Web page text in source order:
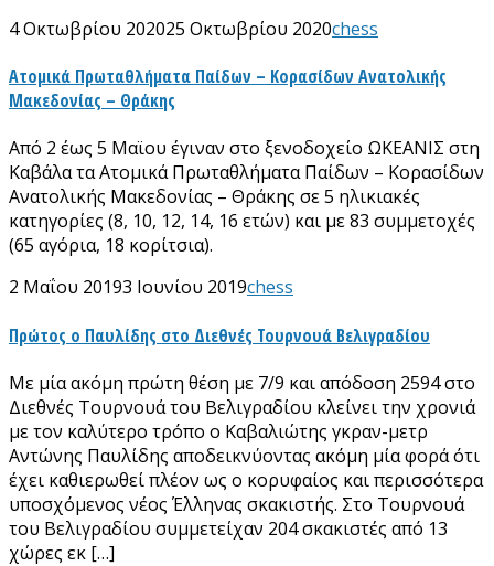
4 Οκτωβρίου 202025 Οκτωβρίου 2020chess
Ατομικά Πρωταθλήματα Παίδων – Κορασίδων Ανατολικής
Μακεδονίας – Θράκης
Από 2 έως 5 Μαϊου έγιναν στο ξενοδοχείο ΩΚΕΑΝΙΣ στη
Καβάλα τα Ατομικά Πρωταθλήματα Παίδων – Κορασίδων
Ανατολικής Μακεδονίας – Θράκης σε 5 ηλικιακές
κατηγορίες (8, 10, 12, 14, 16 ετών) και με 83 συμμετοχές
(65 αγόρια, 18 κορίτσια).
2 Μαΐου 20193 Ιουνίου 2019chess
Πρώτος ο Παυλίδης στο Διεθνές Τουρνουά Βελιγραδίου
Με μία ακόμη πρώτη θέση με 7/9 και απόδοση 2594 στο
Διεθνές Τουρνουά του Βελιγραδίου κλείνει την χρονιά
με τον καλύτερο τρόπο ο Καβαλιώτης γκραν-μετρ
Αντώνης Παυλίδης αποδεικνύοντας ακόμη μία φορά ότι
έχει καθιερωθεί πλέον ως ο κορυφαίος και περισσότερα
υποσχόμενος νέος Έλληνας σκακιστής. Στο Τουρνουά
του Βελιγραδίου συμμετείχαν 204 σκακιστές από 13
χώρες εκ […]